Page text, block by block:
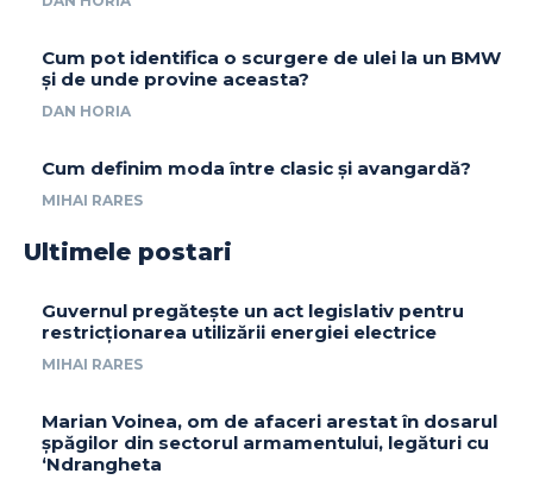
Cum pot identifica o scurgere de ulei la un BMW
și de unde provine aceasta?
DAN HORIA
Cum definim moda între clasic și avangardă?
MIHAI RARES
Ultimele postari
Guvernul pregătește un act legislativ pentru
restricționarea utilizării energiei electrice
MIHAI RARES
Marian Voinea, om de afaceri arestat în dosarul
șpăgilor din sectorul armamentului, legături cu
‘Ndrangheta